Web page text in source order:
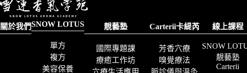
關於我們SNOW LOTUS
單方
複方
美容保養
靚藝塾
國際專題課
療癒工作坊
Carterii卡緹芮
芳香穴療
嗅覺療法
線上課程
SNOW
靚藝塾
Carterii